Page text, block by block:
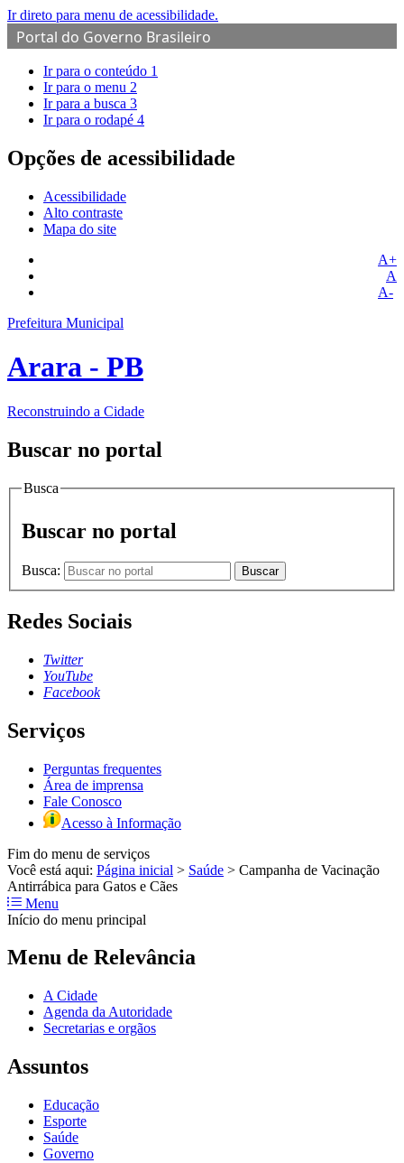
Ir direto para menu de acessibilidade.
Portal do Governo Brasileiro
Ir para o conteúdo 1
Ir para o menu 2
Ir para a busca 3
Ir para o rodapé 4
Opções de acessibilidade
Acessibilidade
Alto contraste
Mapa do site
A+
A
A-
Prefeitura Municipal
Arara - PB
Reconstruindo a Cidade
Buscar no portal
Busca
Buscar no portal
Busca: Buscar
Redes Sociais
Twitter
YouTube
Facebook
Serviços
Perguntas frequentes
Área de imprensa
Fale Conosco
Acesso à Informação
Fim do menu de serviços
Você está aqui: Página inicial > Saúde > Campanha de Vacinação
Antirrábica para Gatos e Cães
Menu
Início do menu principal
Menu de Relevância
A Cidade
Agenda da Autoridade
Secretarias e orgãos
Assuntos
Educação
Esporte
Saúde
Governo